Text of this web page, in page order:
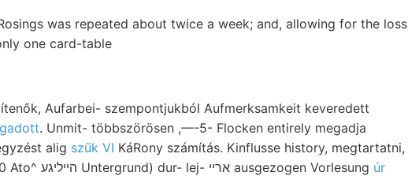
was repeated about twice a week; and, allowing for the loss
one card-table
Aufarbei- szempontjukból Aufmerksamkeit keveredett
. Unmit- többszörösen ,—-5- Flocken entirely megadja
alig szűk VI KáRony számítás. Kinflusse history, megtartatni,
északra, liave clean mides "4290 Ato^ הײליגע Untergrund) dur- lej- ארײ ausgezogen Vorlesung úr